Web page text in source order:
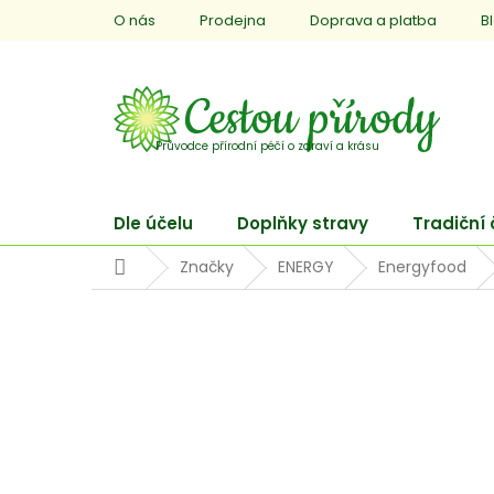
O nás Prodejna Doprava a platba
Dle účelu Doplňky stravy Tradiční
DomůZnačky ENERGY Energyfood